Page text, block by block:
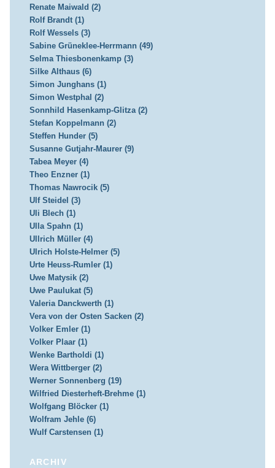
Renate Maiwald (2)
Rolf Brandt (1)
Rolf Wessels (3)
Sabine Grüneklee-Herrmann (49)
Selma Thiesbonenkamp (3)
Silke Althaus (6)
Simon Junghans (1)
Simon Westphal (2)
Sonnhild Hasenkamp-Glitza (2)
Stefan Koppelmann (2)
Steffen Hunder (5)
Susanne Gutjahr-Maurer (9)
Tabea Meyer (4)
Theo Enzner (1)
Thomas Nawrocik (5)
Ulf Steidel (3)
Uli Blech (1)
Ulla Spahn (1)
Ullrich Müller (4)
Ulrich Holste-Helmer (5)
Urte Heuss-Rumler (1)
Uwe Matysik (2)
Uwe Paulukat (5)
Valeria Danckwerth (1)
Vera von der Osten Sacken (2)
Volker Emler (1)
Volker Plaar (1)
Wenke Bartholdi (1)
Wera Wittberger (2)
Werner Sonnenberg (19)
Wilfried Diesterheft-Brehme (1)
Wolfgang Blöcker (1)
Wolfram Jehle (6)
Wulf Carstensen (1)
ARCHIV